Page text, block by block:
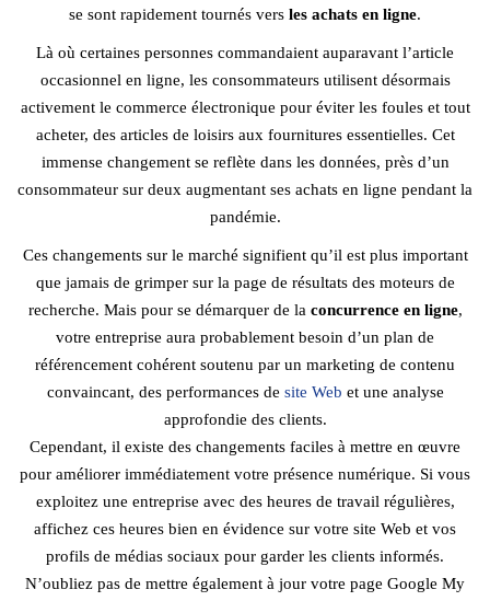
se sont rapidement tournés vers les achats en ligne.
Là où certaines personnes commandaient auparavant l’article
occasionnel en ligne, les consommateurs utilisent désormais
activement le commerce électronique pour éviter les foules et tout
acheter, des articles de loisirs aux fournitures essentielles. Cet
immense changement se reflète dans les données, près d’un
consommateur sur deux augmentant ses achats en ligne pendant la
pandémie.
Ces changements sur le marché signifient qu’il est plus important
que jamais de grimper sur la page de résultats des moteurs de
recherche. Mais pour se démarquer de la concurrence en ligne,
votre entreprise aura probablement besoin d’un plan de
référencement cohérent soutenu par un marketing de contenu
convaincant, des performances de site Web et une analyse
approfondie des clients.
Cependant, il existe des changements faciles à mettre en œuvre
pour améliorer immédiatement votre présence numérique. Si vous
exploitez une entreprise avec des heures de travail régulières,
affichez ces heures bien en évidence sur votre site Web et vos
profils de médias sociaux pour garder les clients informés.
N’oubliez pas de mettre également à jour votre page Google My